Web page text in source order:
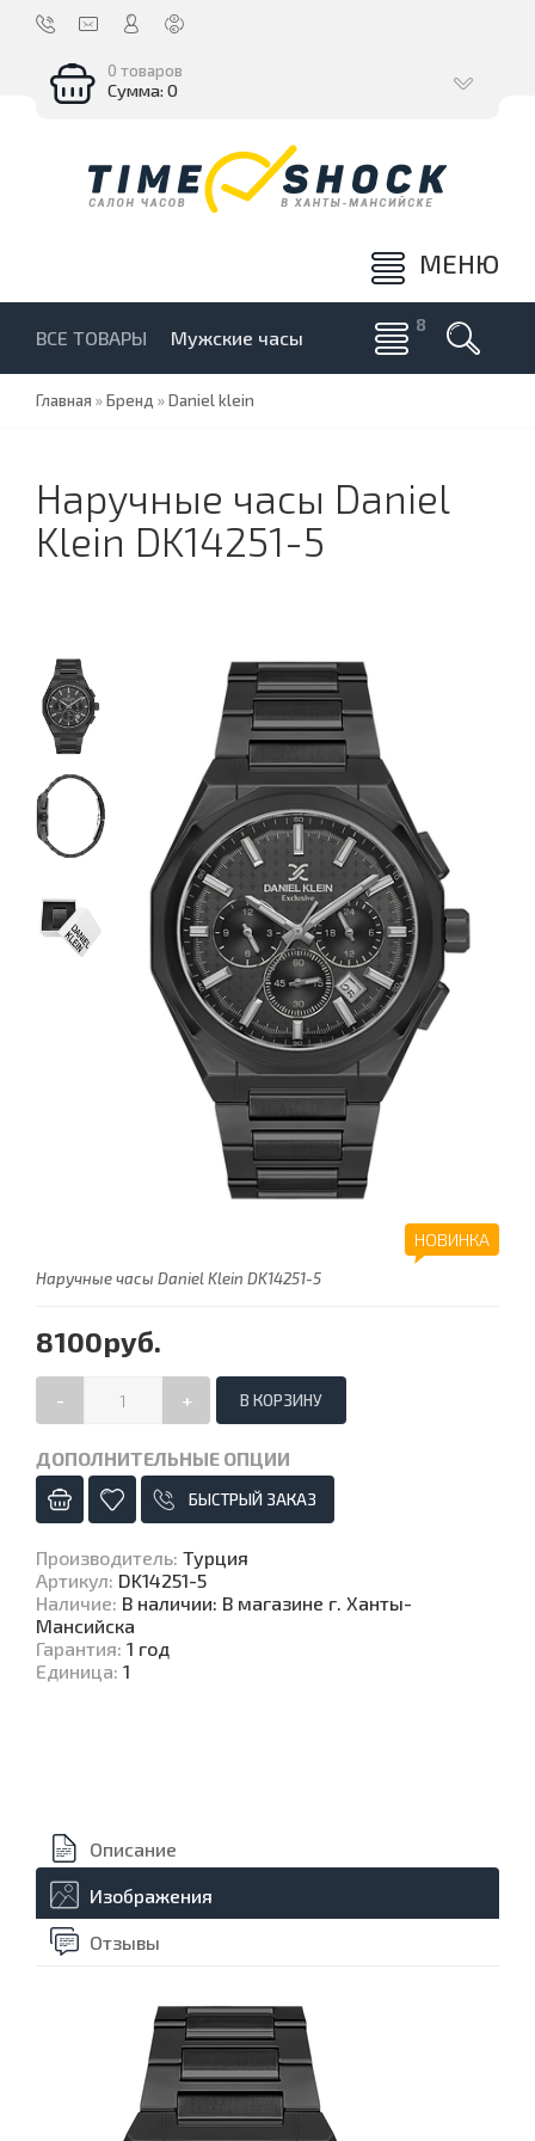
0 товаров
Сумма: 0
МЕНЮ
ВСЕ ТОВАРЫ Мужские часы
Главная »Бренд »Daniel klein
Наручные часы Daniel
Klein DK14251-5
НОВИНКА
Наручные часы Daniel Klein DK14251-5
8100руб.
- +
ДОПОЛНИТЕЛЬНЫЕ ОПЦИИ
БЫСТРЫЙ ЗАКАЗ
Производитель: Турция
Артикул: DK14251-5
Наличие: В наличии: В магазине г. Ханты-
Мансийска
Гарантия: 1 год
Единица: 1
Описание
Изображения
Отзывы